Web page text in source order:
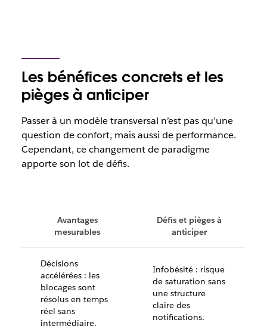
Les bénéfices concrets et les
pièges à anticiper
Passer à un modèle transversal n’est pas qu’une
question de confort, mais aussi de performance.
Cependant, ce changement de paradigme
apporte son lot de défis.
Avantages
mesurables
Défis et pièges à
anticiper
Décisions
accélérées : les
blocages sont
résolus en temps
réel sans
intermédiaire.
Infobésité : risque
de saturation sans
une structure
claire des
notifications.